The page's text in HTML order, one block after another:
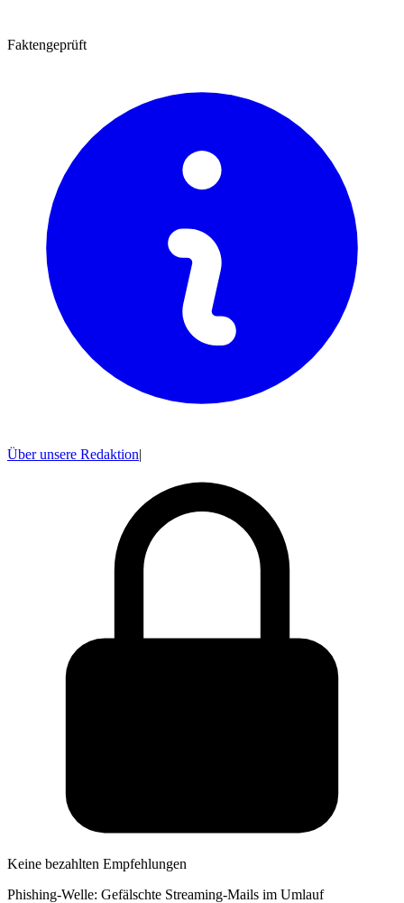
Faktengeprüft
Über unsere Redaktion
Keine bezahlten Empfehlungen
Phishing-Welle: Gefälschte Streaming-Mails im Umlauf